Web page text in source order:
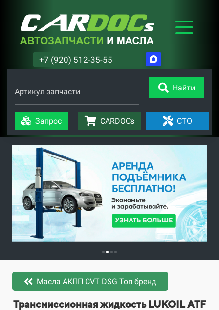
+7 (920) 512-35-55
Артикул запчасти Найти
Запрос CARDOCs СТО
Масла АКПП CVT DSG Топ бренд
​​​​Трансмиссионная жидкость LUKOIL ATF